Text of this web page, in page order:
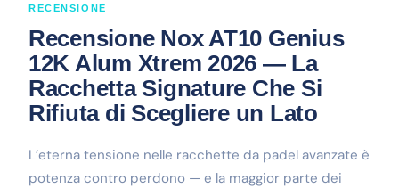
RECENSIONE
Recensione Nox AT10 Genius
12K Alum Xtrem 2026 — La
Racchetta Signature Che Si
Rifiuta di Scegliere un Lato
L’eterna tensione nelle racchette da padel avanzate è
potenza contro perdono — e la maggior parte dei